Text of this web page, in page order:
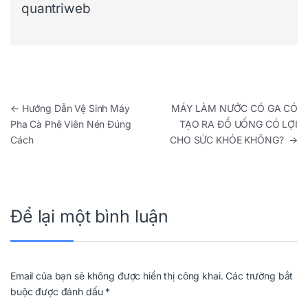
quantriweb
Điều hướng bài viết
← Hướng Dẫn Vệ Sinh Máy
Pha Cà Phê Viên Nén Đúng
Cách
MÁY LÀM NƯỚC CÓ GA CÓ
TẠO RA ĐỒ UỐNG CÓ LỢI
CHO SỨC KHỎE KHÔNG? →
Để lại một bình luận
Email của bạn sẽ không được hiển thị công khai. Các trường bắt
buộc được đánh dấu *